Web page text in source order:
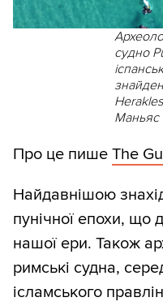
судно
Маньяс
Про це пише The
Найдавнішою
пунічної епохи, що
нашої ери. Також
римські судна,
ісламського